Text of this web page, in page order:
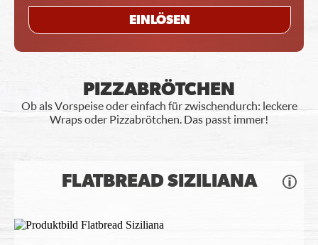
EINLÖSEN
PIZZABRÖTCHEN
Ob als Vorspeise oder einfach für zwischendurch: leckere
Wraps oder Pizzabrötchen. Das passt immer!
FLATBREAD SIZILIANA